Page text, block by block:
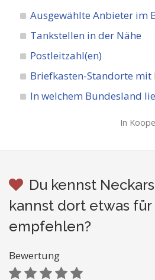
Ausgewählte Anbieter im
Tankstellen in der Nähe
Postleitzahl(en)
Briefkasten-Standorte mit
In welchem Bundesland
In
Du kennst
kannst dort etwas für
empfehlen?
Bewertung